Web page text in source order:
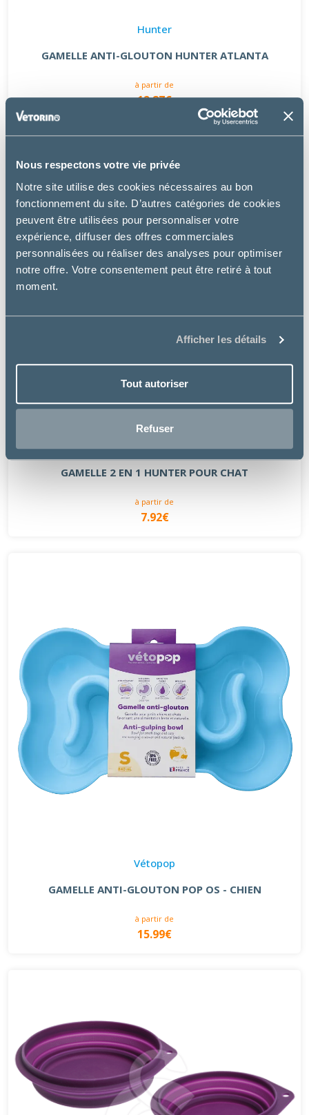
Nous respectons votre vie privée
Notre site utilise des cookies nécessaires au bon
fonctionnement du site. D’autres catégories de cookies
peuvent être utilisées pour personnaliser votre
expérience, diffuser des offres commerciales
personnalisées ou réaliser des analyses pour optimiser
notre offre. Votre consentement peut être retiré à tout
moment.
Afficher les détails
Tout autoriser
Refuser
Hunter
GAMELLE ANTI-GLOUTON HUNTER ATLANTA
à partir de
12.87€
Hunter
GAMELLE 2 EN 1 HUNTER POUR CHAT
à partir de
7.92€
Vétopop
GAMELLE ANTI-GLOUTON POP OS - CHIEN
à partir de
15.99€